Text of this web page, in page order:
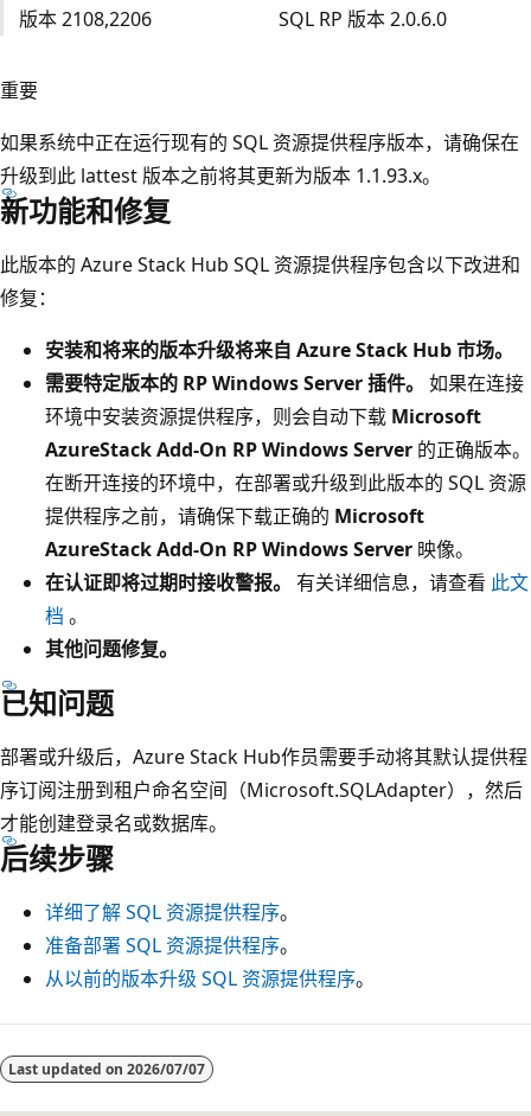
版本 2108,2206
SQL RP 版本 2.0.6.0
重要
如果系统中正在运行现有的 SQL 资源提供程序版本，请确保在
升级到此 lattest 版本之前将其更新为版本 1.1.93.x。
新功能和修复
此版本的 Azure Stack Hub SQL 资源提供程序包含以下改进和
修复：
安装和将来的版本升级将来自 Azure Stack Hub 市场。
需要特定版本的 RP Windows Server 插件。 如果在连接
环境中安装资源提供程序，则会自动下载 Microsoft
AzureStack Add-On RP Windows Server 的正确版本。
在断开连接的环境中，在部署或升级到此版本的 SQL 资源
提供程序之前，请确保下载正确的 Microsoft
AzureStack Add-On RP Windows Server 映像。
在认证即将过期时接收警报。 有关详细信息，请查看 此文
档 。
其他问题修复。
已知问题
部署或升级后，Azure Stack Hub作员需要手动将其默认提供程
序订阅注册到租户命名空间（Microsoft.SQLAdapter），然后
才能创建登录名或数据库。
后续步骤
详细了解 SQL 资源提供程序。
准备部署 SQL 资源提供程序。
从以前的版本升级 SQL 资源提供程序。
阅
读Last updated on 2026/07/07